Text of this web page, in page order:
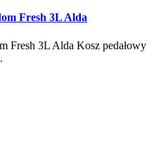
Fresh 3L Alda
Fresh 3L Alda Kosz pedałowy